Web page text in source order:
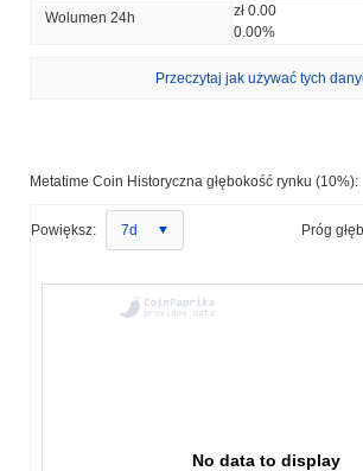
Wolumen 24h
zł 0.00
0.00%
Przeczytaj jak używać tych
Metatime Coin Historyczna głębokość rynku (10%):
Powiększ: 7d Próg
No data to display